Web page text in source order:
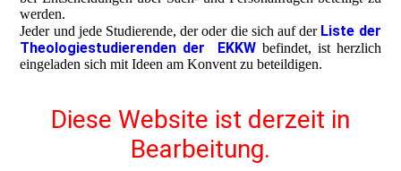
werden.
Jeder und jede Studierende, der oder die sich auf der Liste der
Theologiestudierenden der EKKW befindet, ist herzlich
eingeladen sich mit Ideen am Konvent zu beteildigen.
Diese Website ist derzeit in
Bearbeitung.